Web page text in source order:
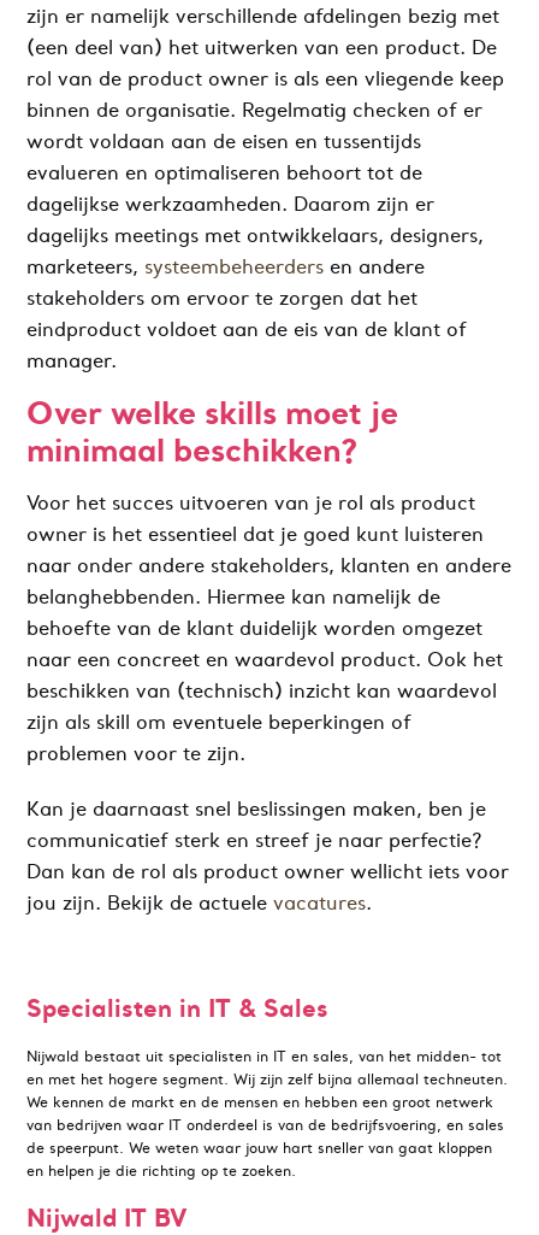
zijn er namelijk verschillende afdelingen bezig met
(een deel van) het uitwerken van een product. De
rol van de product owner is als een vliegende keep
binnen de organisatie. Regelmatig checken of er
wordt voldaan aan de eisen en tussentijds
evalueren en optimaliseren behoort tot de
dagelijkse werkzaamheden. Daarom zijn er
dagelijks meetings met ontwikkelaars, designers,
marketeers, systeembeheerders en andere
stakeholders om ervoor te zorgen dat het
eindproduct voldoet aan de eis van de klant of
manager.
Over welke skills moet je
minimaal beschikken?
Voor het succes uitvoeren van je rol als product
owner is het essentieel dat je goed kunt luisteren
naar onder andere stakeholders, klanten en andere
belanghebbenden. Hiermee kan namelijk de
behoefte van de klant duidelijk worden omgezet
naar een concreet en waardevol product. Ook het
beschikken van (technisch) inzicht kan waardevol
zijn als skill om eventuele beperkingen of
problemen voor te zijn.
Kan je daarnaast snel beslissingen maken, ben je
communicatief sterk en streef je naar perfectie?
Dan kan de rol als product owner wellicht iets voor
jou zijn. Bekijk de actuelevacatures.
Specialisten in IT & Sales
Nijwald bestaat uit specialisten in IT en sales, van het midden- tot
en met het hogere segment. Wij zijn zelf bijna allemaal techneuten.
We kennen de markt en de mensen en hebben een groot netwerk
van bedrijven waar IT onderdeel is van de bedrijfsvoering, en sales
de speerpunt. We weten waar jouw hart sneller van gaat kloppen
en helpen je die richting op te zoeken.
Nijwald IT BV